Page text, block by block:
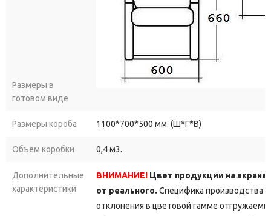
Размеры в
готовом виде
Размеры короба 1100*700*500 мм. (Ш*Г*В)
Объем коробки 0,4 м3.
Дополнительные
характеристики
ВНИМАНИЕ! Цвет продукции на
от реального. Специфика производства
отклонения в цветовой гамме